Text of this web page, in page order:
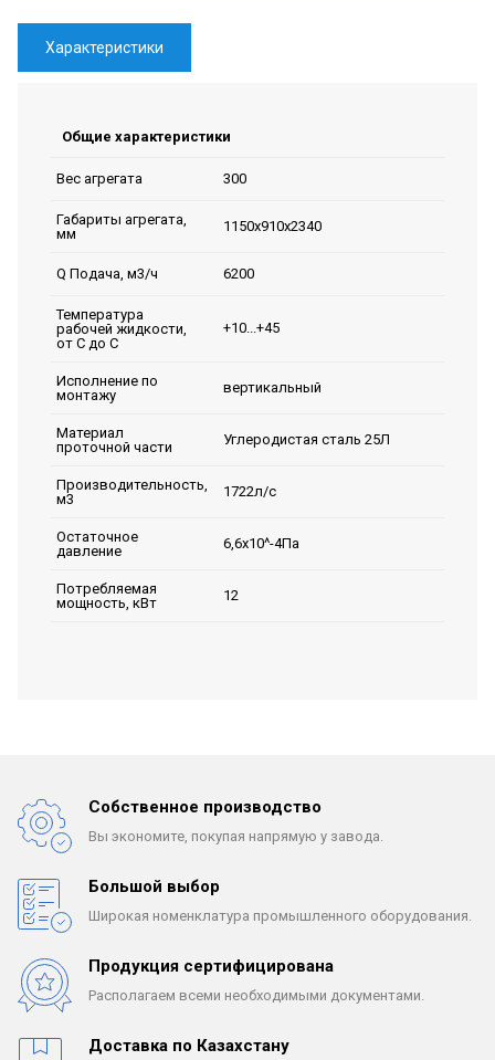
Характеристики
Общие характеристики
Вес агрегата 300
Габариты агрегата,
мм
1150х910х2340
Q Подача, м3/ч 6200
Температура
рабочей жидкости,
от С до С
+10...+45
Исполнение по
монтажу
вертикальный
Материал
проточной части
Углеродистая сталь 25Л
Производительность,
м3
1722л/с
Остаточное
давление
6,6х10^-4Па
Потребляемая
мощность, кВт
12
Собственное производство
Вы экономите, покупая напрямую у завода.
Большой выбор
Широкая номенклатура промышленного оборудования.
Продукция сертифицирована
Располагаем всеми необходимыми документами.
Доставка по Казахстану